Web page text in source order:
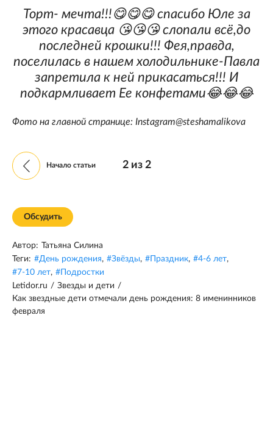
Торт- мечта!!!😋😋😋 спасибо Юле за
этого красавца 😘😘😘 слопали всё,до
последней крошки!!! Фея,правда,
поселилась в нашем холодильнике-Павла
запретила к ней прикасаться!!! И
подкармливает Ее конфетами😂😂😂
Фото на главной странице: Instagram@steshamalikova
Начало статьи 2из 2
Обсудить
Автор: Татьяна Силина
Теги: #День рождения, #Звёзды, # Праздник, #4-6 лет,
#7-10 лет, # Подростки
Letidor.ru / Звезды и дети /
Как звездные дети отмечали день рождения: 8 именинников
февраля